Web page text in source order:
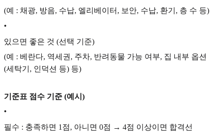
(예 : 채광, 방음, 수납, 엘리베이터, 보안, 수납, 환기, 층 수 등)
•
있으면 좋은 것 (선택 기준)
(예 : 베란다, 역세권, 주차, 반려동물 가능 여부, 집 내부 옵션
(세탁기, 인덕션 등) 등)
기준표 점수 기준 (예시)
•
필수 : 충족하면 1점, 아니면 0점 → 4점 이상이면 합격선